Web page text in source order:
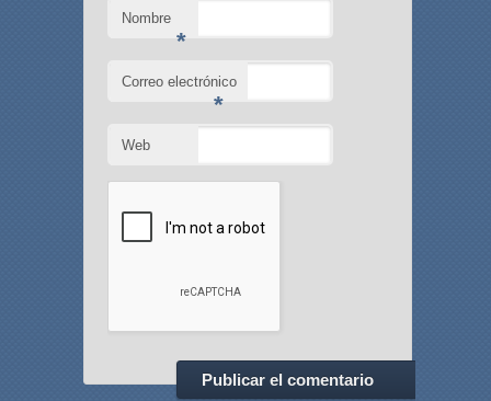
Nombre
*
Correo electrónico
*
Web